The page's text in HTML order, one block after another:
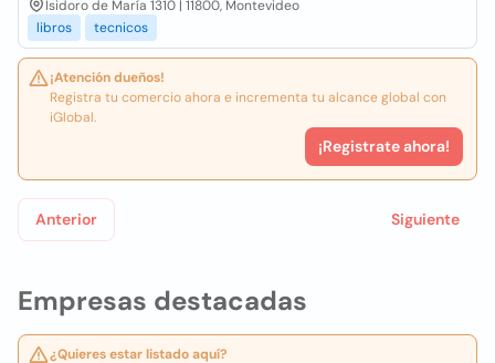
Empresas destacadas
¿Quieres estar listado aquí?
Isidoro de María 1310 | 11800, Montevideo
libros
tecnicos
¡Atención dueños!
Registra tu comercio ahora e incrementa tu alcance global con
iGlobal.
¡Registrate ahora!
Anterior Siguiente